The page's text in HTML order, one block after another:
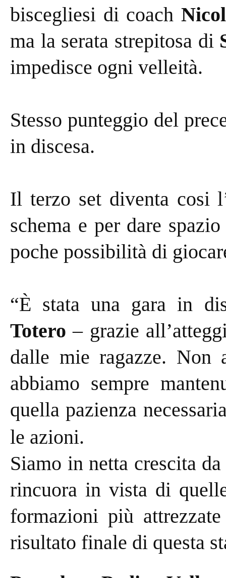
biscegliesi di coach
ma la serata strepitosa di
impedisce ogni velleità.
Stesso punteggio del
in discesa.
Il terzo set diventa cosi
schema e per dare
poche possibilità di
“È stata una gara in
Totero – grazie
dalle mie ragazze. Non
abbiamo sempre
quella pazienza
le azioni.
Siamo in netta crescita
rincuora in vista di
formazioni più
risultato finale di questa